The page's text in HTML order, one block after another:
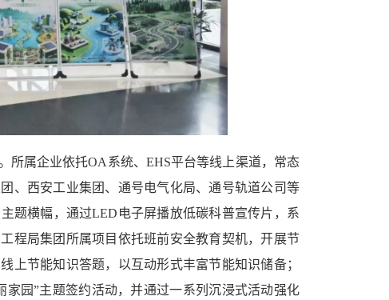
所属企业依托OA系统、EHS平台等线上渠道，常态
、西安工业集团、通号电气化局、通号轨道公司等
题横幅，通过LED电子屏播放低碳科普宣传片，系
程局集团所属项目依托班前安全教育契机，开展节
上节能知识答题，以互动形式丰富节能知识储备；
园”主题签约活动，并通过一系列沉浸式活动强化